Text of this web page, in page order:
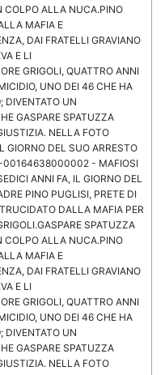
COLPO ALLA NUCA.PINO
MAFIA E
DAI FRATELLI GRAVIANO
E LI
GRIGOLI, QUATTRO ANNI
UNO DEI 46 CHE HA
DIVENTATO UN
GASPARE SPATUZZA
NELLA FOTO
GIORNO DEL SUO ARRESTO
00164638000002 - MAFIOSI
ANNI FA, IL GIORNO DEL
PINO PUGLISI, PRETE DI
DALLA MAFIA PER
SPATUZZA
COLPO ALLA NUCA.PINO
MAFIA E
DAI FRATELLI GRAVIANO
E LI
GRIGOLI, QUATTRO ANNI
UNO DEI 46 CHE HA
DIVENTATO UN
GASPARE SPATUZZA
NELLA FOTO